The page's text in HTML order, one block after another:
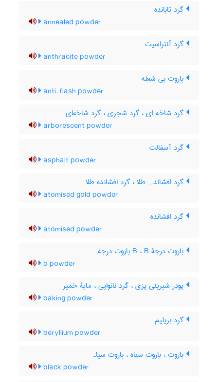
گرد تابانده
annealed powder
گرد آنتراسیت
anthracite powder
باروت بی شعله
anti-flash powder
گرد شاخه ای ، گرد شجری ، گرد شاخه‌ای
arborescent powder
گرد آسفالت
asphalt powder
گرد افشاندہ طلا ، گرد افشانده طلا
atomised gold powder
گرد افشانده
atomised powder
باروت درجۀ B ، B باروت درجۀ
b powder
پودر شیرینی پزی ، گرد نانوایی ، مایۀ خمیر
baking powder
گرد بریلیم
beryllium powder
باروت ، باروت سیاه ، باروت سیاہ
black powder